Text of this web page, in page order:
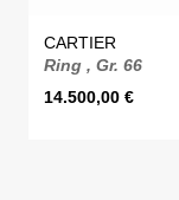
CARTIER
Ring , Gr. 66
14.500,00 €